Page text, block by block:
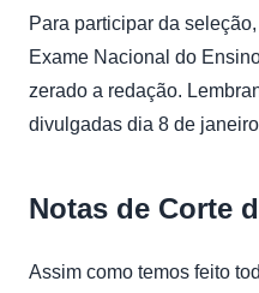
Para participar da
Exame Nacional do
zerado a redação.
divulgadas dia 8 de
Notas de Corte
Assim como temos feito